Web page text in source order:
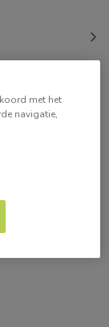
met het
navigatie,